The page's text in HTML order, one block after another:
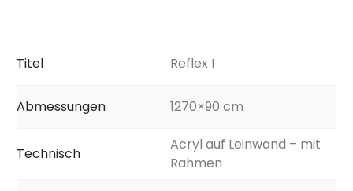
Titel Reflex I
Abmessungen 1270×90 cm
Technisch
Acryl auf Leinwand – mit
Rahmen